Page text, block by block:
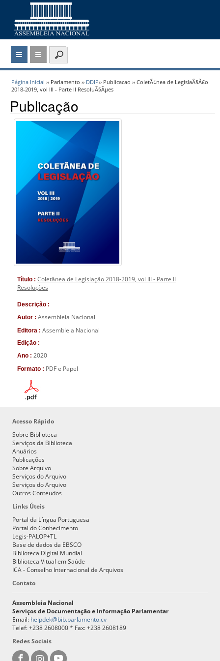
Página Inicial ›› Parlamento ›› DDIP›› Publicacao ›› ColetÃ¢nea de LegislaÃ§Ã£o
2018-2019, vol III - Parte II ResoluÃ§Ãµes
Publicação
Título : Coletânea de Legislação 2018-2019, vol III - Parte II
Resoluções
Descrição :
Autor : Assembleia Nacional
Editora : Assembleia Nacional
Edição :
Ano : 2020
Formato : PDF e Papel
Acesso Rápido
Sobre Biblioteca
Serviços da Biblioteca
Anuários
Publicações
Sobre Arquivo
Serviços do Arquivo
Serviços do Arquivo
Outros Conteudos
Links Úteis
Portal da Língua Portuguesa
Portal do Conhecimento
Legis-PALOP+TL
Base de dados da EBSCO
Biblioteca Digital Mundial
Biblioteca Vitual em Saúde
ICA - Conselho Internacional de Arquivos
Contato
Assembleia Nacional
Serviços de Documentação e Informação Parlamentar
Email: helpdek@bib.parlamento.cv
Telef: +238 2608000 * Fax: +238 2608189
Redes Sociais